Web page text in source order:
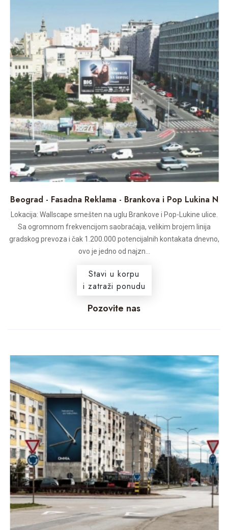
Beograd - Fasadna Reklama - Brankova i Pop Lukina N
Lokacija: Wallscape smešten na uglu Brankove i Pop-Lukine ulice.
Sa ogromnom frekvencijom saobraćaja, velikim brojem linija
gradskog prevoza i čak 1.200.000 potencijalnih kontakata dnevno,
ovo je jedno od najzn...
Stavi u korpu
i zatraži ponudu
Pozovite nas